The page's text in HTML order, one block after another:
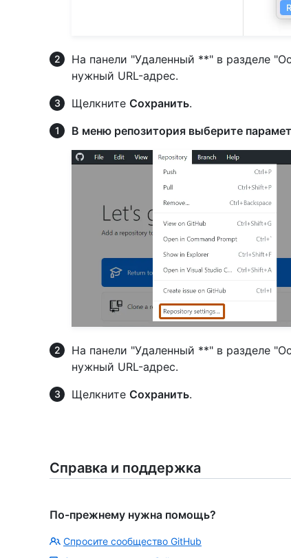
На панели "Удаленный **" в разделе
нужный URL-адрес.
Щелкните Сохранить.
В меню репозитория выберите
На панели "Удаленный **" в разделе
нужный URL-адрес.
Щелкните Сохранить.
Справка и поддержка
По-прежнему нужна помощь?
Спросите сообщество GitHub